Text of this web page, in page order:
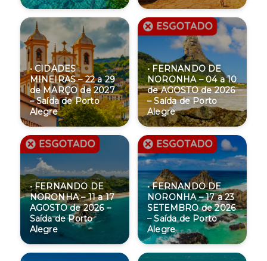
• CIDADES
MINEIRAS – 22 a 29
de MARÇO de 2027
– Saída de Porto
Alegre
• FERNANDO DE
NORONHA – 04 a 10
de AGOSTO de 2026
– Saída de Porto
Alegre
• FERNANDO DE
NORONHA – 11 a 17
AGOSTO de 2026 –
Saída de Porto
Alegre
• FERNANDO DE
NORONHA – 17 a 23
SETEMBRO de 2026
– Saída de Porto
Alegre